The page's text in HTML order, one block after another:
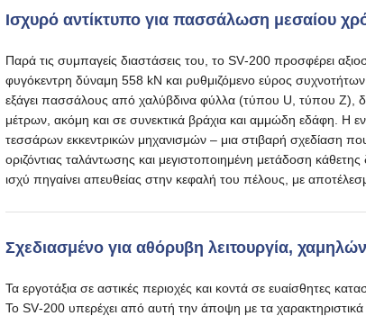
Ισχυρό αντίκτυπο για πασσάλωση μεσαίου
Παρά τις συμπαγείς διαστάσεις του, το SV‑200 προσφέρει
φυγόκεντρη δύναμη 558 kN και ρυθμιζόμενο εύρος
εξάγει πασσάλους από χαλύβδινα φύλλα (τύπου U, τύπου
μέτρων, ακόμη και σε συνεκτικά βράχια και αμμώδη εδάφη. Η
τεσσάρων εκκεντρικών μηχανισμών – μια στιβαρή σχεδίαση
οριζόντιας ταλάντωσης και μεγιστοποιημένη μετάδοση
ισχύ πηγαίνει απευθείας στην κεφαλή του πέλους, με
Σχεδιασμένο για αθόρυβη λειτουργία,
Τα εργοτάξια σε αστικές περιοχές και κοντά σε ευαίσθητες
Το SV‑200 υπερέχει από αυτή την άποψη με τα